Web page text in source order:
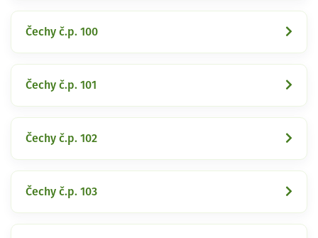
Čechy č.p. 100
Čechy č.p. 101
Čechy č.p. 102
Čechy č.p. 103